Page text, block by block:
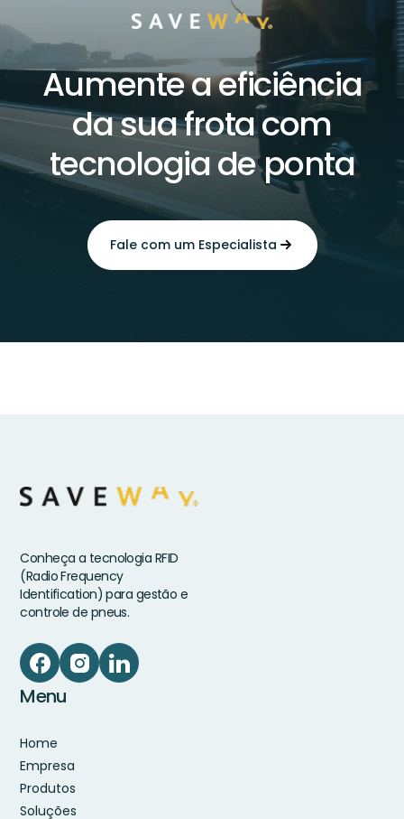
Aumente a eficiência
da sua frota com
tecnologia de ponta
Fale com um Especialista
Conheça a tecnologia RFID
(Radio Frequency
Identification) para gestão e
controle de pneus.
Menu
Home
Empresa
Produtos
Soluções